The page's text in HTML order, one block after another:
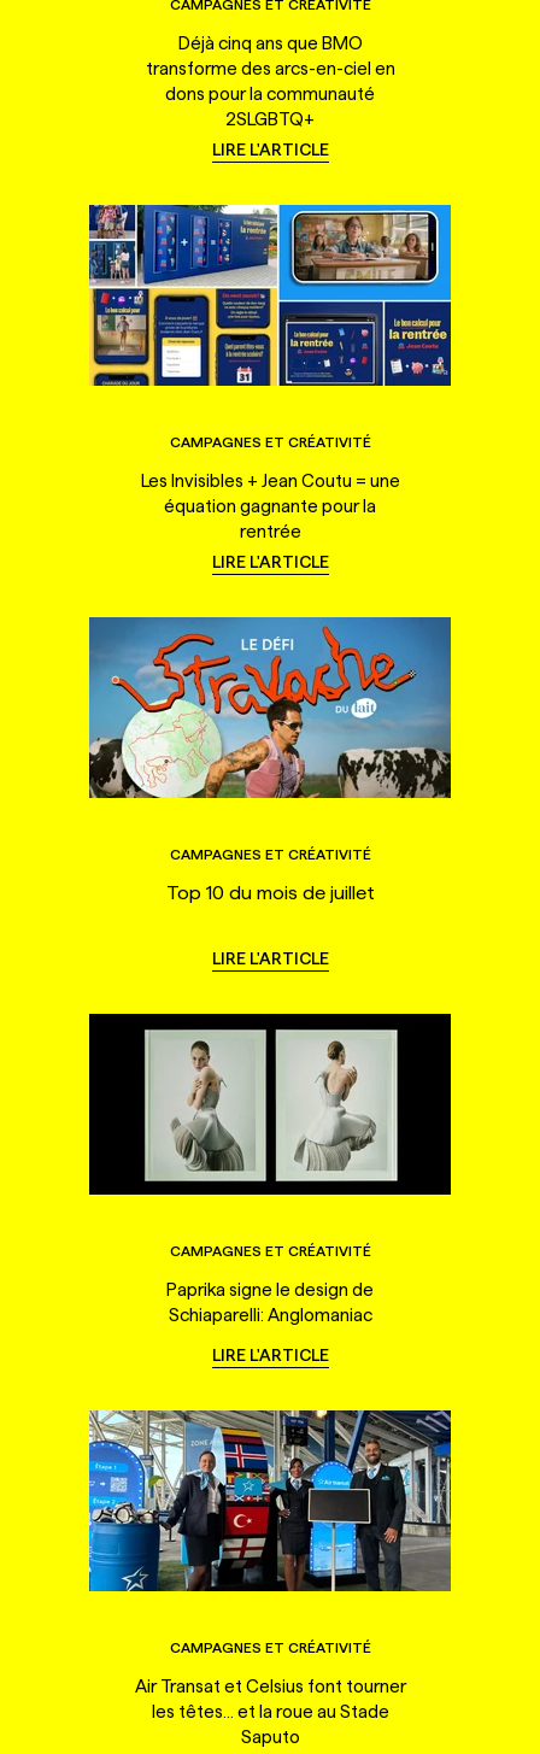
CAMPAGNES ET CRÉATIVITÉ
Déjà cinq ans que BMO
transforme des arcs-en-ciel en
dons pour la communauté
2SLGBTQ+
LIRE L'ARTICLE
CAMPAGNES ET CRÉATIVITÉ
Les Invisibles + Jean Coutu = une
équation gagnante pour la
rentrée
LIRE L'ARTICLE
CAMPAGNES ET CRÉATIVITÉ
Top 10 du mois de juillet
LIRE L'ARTICLE
CAMPAGNES ET CRÉATIVITÉ
Paprika signe le design de
Schiaparelli: Anglomaniac
LIRE L'ARTICLE
CAMPAGNES ET CRÉATIVITÉ
Air Transat et Celsius font tourner
les têtes... et la roue au Stade
Saputo